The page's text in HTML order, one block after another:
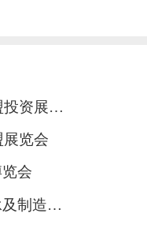
展览会
展览会
会
展览会